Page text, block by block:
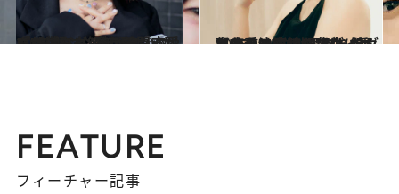
2026.3.7
【サブスク解禁！】『LOVEマシーン』『恋愛レボリューション21』もいいけれど…無類のハロプロヲタク“でか美ちゃん”が選ぶ、今こそ聞くべき15曲
カルチャー 2026.5.15
自分の二の腕、背中に衝撃を受け…40代でダイエットを決意したMEGUMI（44）が、美しく痩せるために“取り組んだこと”《逆効果だったダイエット法は？》
ビューティ＆ヘルス
FEATURE
フィーチャー記事